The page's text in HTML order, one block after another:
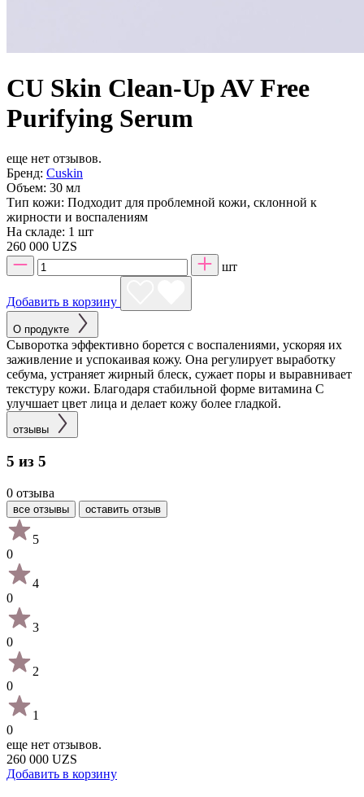
CU Skin Clean-Up AV Free
Purifying Serum
еще нет отзывов.
Бренд: Cuskin
Объем: 30 мл
Тип кожи: Подходит для проблемной кожи, склонной к
жирности и воспалениям
На складе: 1 шт
260 000 UZS
шт
Добавить в корзину
О продукте
Сыворотка эффективно борется с воспалениями, ускоряя их
заживление и успокаивая кожу. Она регулирует выработку
себума, устраняет жирный блеск, сужает поры и выравнивает
текстуру кожи. Благодаря стабильной форме витамина C
улучшает цвет лица и делает кожу более гладкой.
отзывы
5 из 5
0 отзыва
все отзывы оставить отзыв
5
0
4
0
3
0
2
0
1
0
еще нет отзывов.
260 000 UZS
Добавить в корзину